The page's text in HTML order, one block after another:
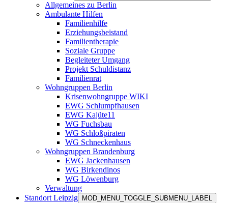
Allgemeines zu Berlin
Ambulante Hilfen
Familienhilfe
Erziehungsbeistand
Familientherapie
Soziale Gruppe
Begleiteter Umgang
Projekt Schuldistanz
Familienrat
Wohngruppen Berlin
Krisenwohngruppe WIKI
EWG Schlumpfhausen
EWG Kajüte11
WG Fuchsbau
WG Schloßpiraten
WG Schneckenhaus
Wohngruppen Brandenburg
EWG Jackenhausen
WG Birkendinos
WG Löwenburg
Verwaltung
Standort Leipzig
MOD_MENU_TOGGLE_SUBMENU_LABEL